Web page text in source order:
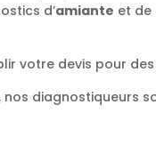
d’amiante et de
votre devis pour
nos diagnostiqueurs